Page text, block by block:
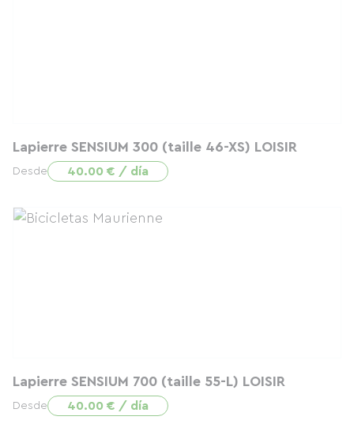
Lapierre SENSIUM 300 (taille 46-XS) LOISIR
Desde 40.00 € / día
Lapierre SENSIUM 700 (taille 55-L) LOISIR
Desde 40.00 € / día